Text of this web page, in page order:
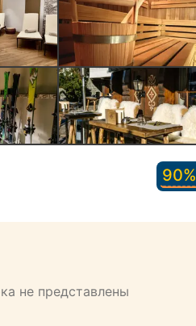
90%
не представлены